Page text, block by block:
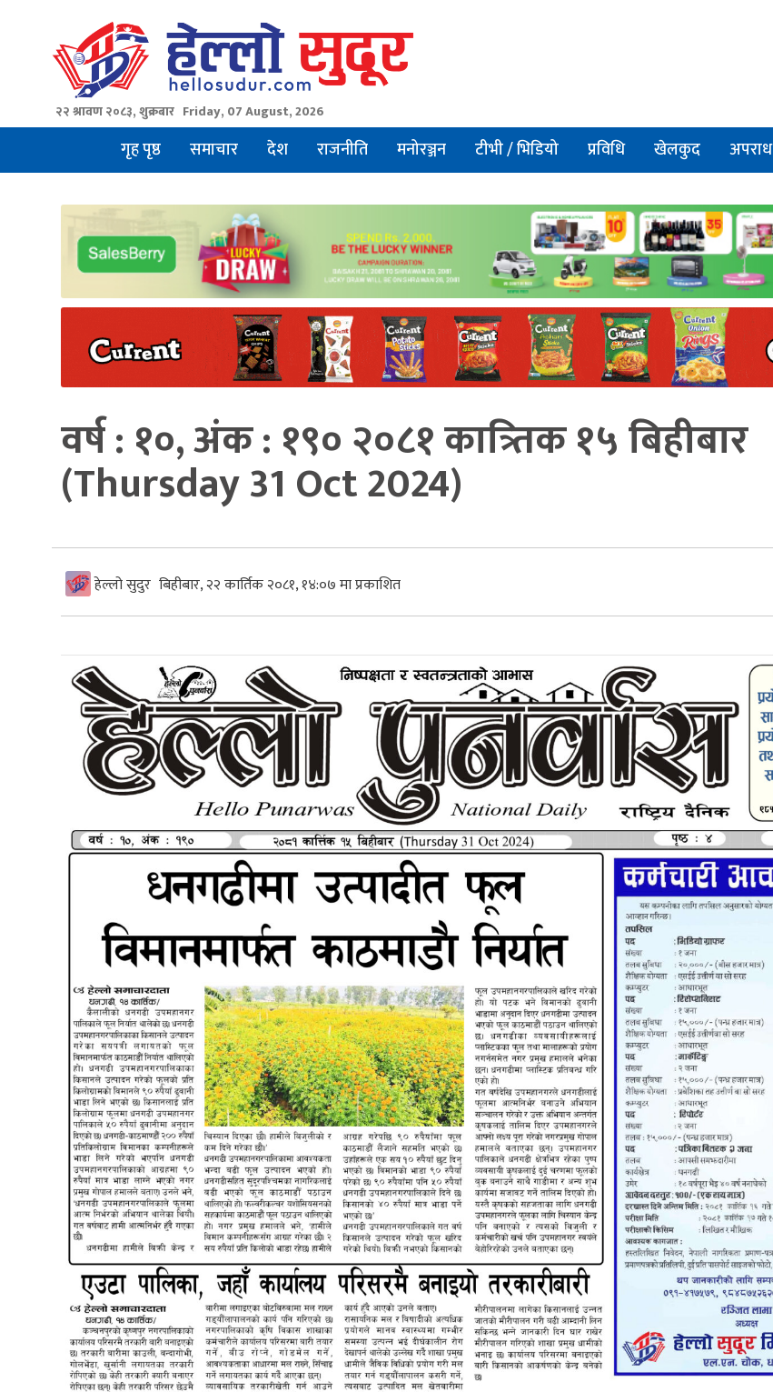
२२ श्रावण २०८३, शुक्रबार Friday, 07 August, 2026
गृह पृष्ठ समाचार देश राजनीति मनोरञ्जन टीभी / भिडियो प्रविधि खेलकुद अपराध
वर्ष : १०, अंक : १९० २०८१ कात्र्तिक १५ बिहीबार
(Thursday 31 Oct 2024)
हेल्लो सुदुर बिहीबार, २२ कार्तिक २०८१, १४:०७ मा प्रकाशित